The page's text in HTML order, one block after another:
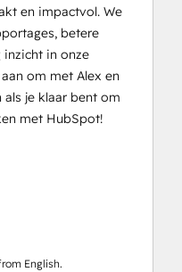
en impactvol. We
betere
in onze
om met Alex en
je klaar bent om
met HubSpot!
English.